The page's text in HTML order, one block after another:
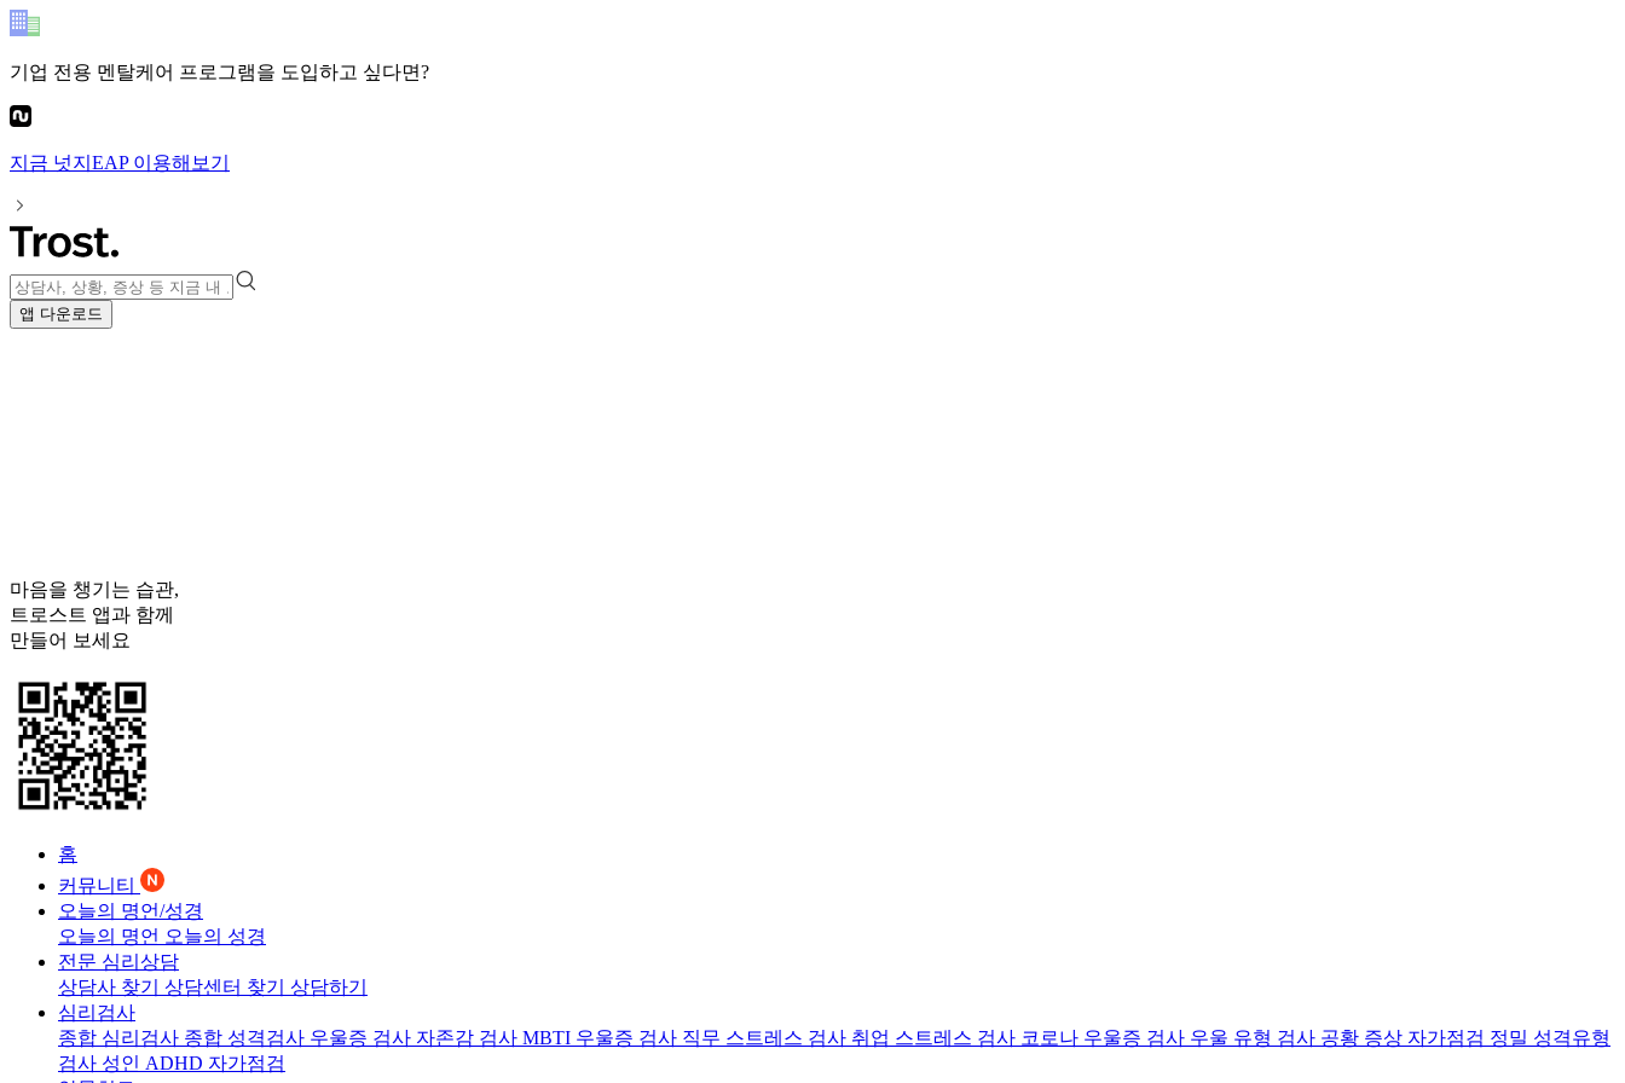
기업 전용 멘탈케어 프로그램을 도입하고 싶다면?
지금 넛지EAP이용해보기
앱 다운로드
마음을 챙기는 습관,
트로스트 앱과 함께
만들어 보세요
홈
커뮤니티
오늘의 명언/성경
오늘의 명언 오늘의 성경
전문 심리상담
상담사 찾기 상담센터 찾기 상담하기
심리검사
종합 심리검사 종합 성격검사 우울증 검사 자존감 검사 MBTI 우울증 검사 직무 스트레스 검사 취업 스트레스 검사 코로나 우울증 검사 우울 유형 검사 공황 증상 자가점검 정밀 성격유형
검사 성인 ADHD 자가점검